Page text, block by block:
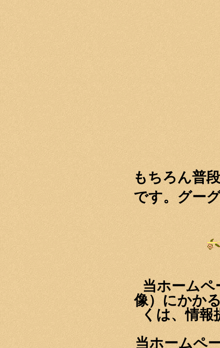
もちろん普
です。グー
当ホームペ
像）にかか
くは、情
当ホームペ